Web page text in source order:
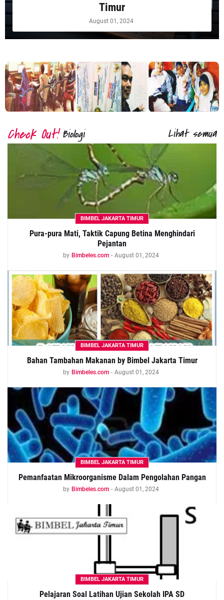
Timur
August 01, 2024
Biologi Lihat semua
BIMBEL JAKARTA TIMUR
Pura-pura Mati, Taktik Capung Betina Menghindari
Pejantan
by Bimbeles.com - August 01, 2024
BIMBEL JAKARTA TIMUR
Bahan Tambahan Makanan by Bimbel Jakarta Timur
by Bimbeles.com - August 01, 2024
BIMBEL JAKARTA TIMUR
Pemanfaatan Mikroorganisme Dalam Pengolahan Pangan
by Bimbeles.com - August 01, 2024
BIMBEL JAKARTA TIMUR
Pelajaran Soal Latihan Ujian Sekolah IPA SD